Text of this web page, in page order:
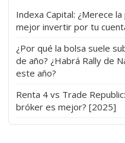
Indexa Capital: ¿Merece
mejor invertir por tu
¿Por qué la bolsa suele
de año? ¿Habrá Rally de
este año?
Renta 4 vs Trade
bróker es mejor? [2025]